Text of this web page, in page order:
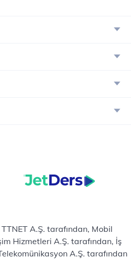
A.Ş. tarafından, Mobil
Hizmetleri A.Ş. tarafından, İş
A.Ş. tarafından